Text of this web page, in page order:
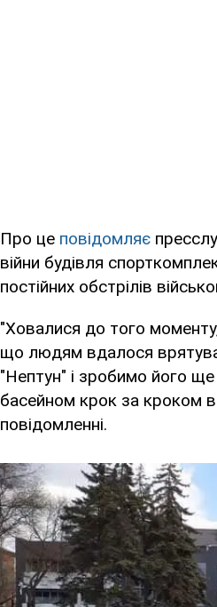
Про це повідомляє
війни будівля
постійних обстрілів
"Ховалися до того
що людям вдалося
"Нептун" і зробимо його
басейном крок за кроком
повідомленні.